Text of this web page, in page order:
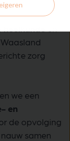
zorg
we een
en
de opvolging
samen